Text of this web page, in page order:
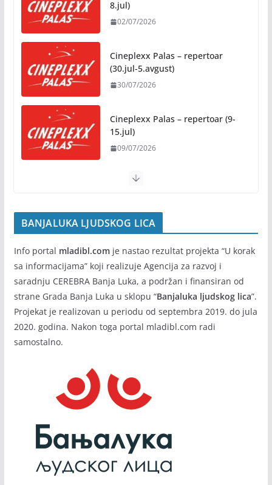
Besplatni udžbenici za sve
godine
07/08/2026
Tradicija i kreativnost u susret
Kočićevim danima
07/08/2026
8.jul)
02/07/2026
Cineplexx Palas – repertoar
(30.jul-5.avgust)
30/07/2026
Cineplexx Palas – repertoar (9-
15.jul)
09/07/2026
BANJALUKA LJUDSKOG LICA
Info portal mladibl.comje nastao rezultat projekta “U korak
sa informacijama” koji realizuje Agencija za razvoj i
saradnju CEREBRA Banja Luka, a podržan i finansiran od
strane Grada Banja Luka u sklopu “Banjaluka ljudskog lica”.
Projekat je realizovan u periodu od septembra 2019. do jula
2020. godina. Nakon toga portal mladibl.com radi
samostalno.